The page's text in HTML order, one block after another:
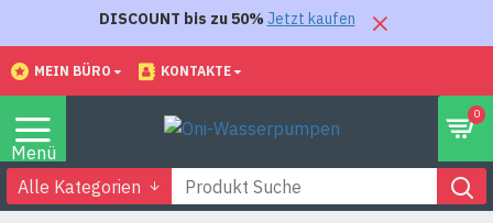
DISCOUNT bis zu 50%Jetzt kaufen
MEIN BÜRO KONTAKTE
0
Alle Kategorien